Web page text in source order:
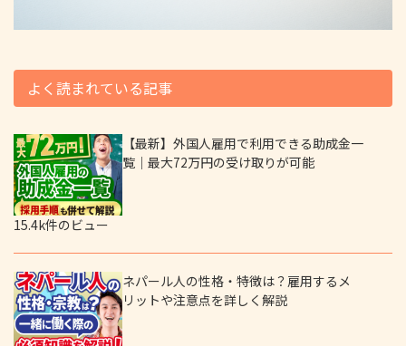
よく読まれている記事
【最新】外国人雇用で利用できる助成金一
覧｜最大72万円の受け取りが可能
15.4k件のビュー
ネパール人の性格・特徴は？雇用するメ
リットや注意点を詳しく解説